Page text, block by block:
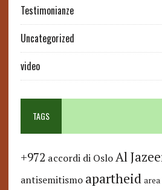
Testimonianze
Uncategorized
video
TAGS
+972 accordi di Oslo Al
antisemitismo apartheid area